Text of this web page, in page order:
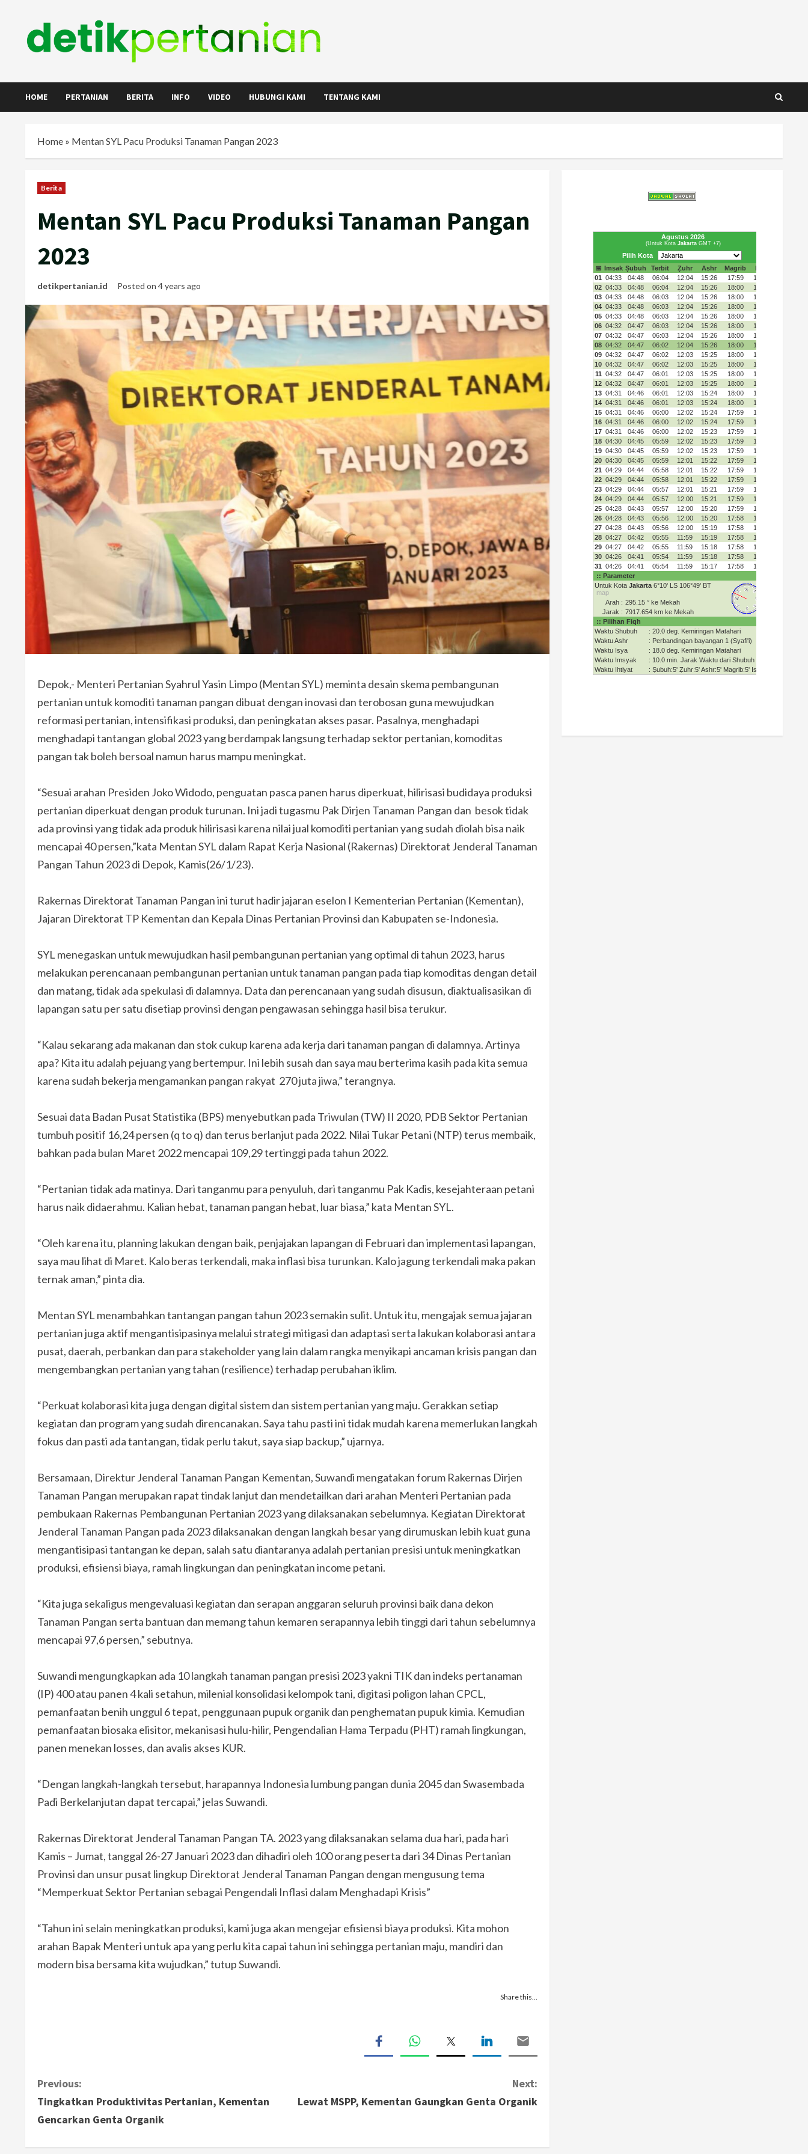
content
HOME PERTANIAN BERITA INFO VIDEO HUBUNGI KAMI TENTANG KAMI
Home » Mentan SYL Pacu Produksi Tanaman Pangan 2023
Berita
Mentan SYL Pacu Produksi Tanaman Pangan
2023
detikpertanian.id Posted on 4 years ago
Depok,- Menteri Pertanian Syahrul Yasin Limpo (Mentan SYL) meminta desain skema pembangunan
pertanian untuk komoditi tanaman pangan dibuat dengan inovasi dan terobosan guna mewujudkan
reformasi pertanian, intensifikasi produksi, dan peningkatan akses pasar. Pasalnya, menghadapi
menghadapi tantangan global 2023 yang berdampak langsung terhadap sektor pertanian, komoditas
pangan tak boleh bersoal namun harus mampu meningkat.
“Sesuai arahan Presiden Joko Widodo, penguatan pasca panen harus diperkuat, hilirisasi budidaya produksi
pertanian diperkuat dengan produk turunan. Ini jadi tugasmu Pak Dirjen Tanaman Pangan dan besok tidak
ada provinsi yang tidak ada produk hilirisasi karena nilai jual komoditi pertanian yang sudah diolah bisa naik
mencapai 40 persen,”kata Mentan SYL dalam Rapat Kerja Nasional (Rakernas) Direktorat Jenderal Tanaman
Pangan Tahun 2023 di Depok, Kamis(26/1/23).
Rakernas Direktorat Tanaman Pangan ini turut hadir jajaran eselon I Kementerian Pertanian (Kementan),
Jajaran Direktorat TP Kementan dan Kepala Dinas Pertanian Provinsi dan Kabupaten se-Indonesia.
SYL menegaskan untuk mewujudkan hasil pembangunan pertanian yang optimal di tahun 2023, harus
melakukan perencanaan pembangunan pertanian untuk tanaman pangan pada tiap komoditas dengan detail
dan matang, tidak ada spekulasi di dalamnya. Data dan perencanaan yang sudah disusun, diaktualisasikan di
lapangan satu per satu disetiap provinsi dengan pengawasan sehingga hasil bisa terukur.
“Kalau sekarang ada makanan dan stok cukup karena ada kerja dari tanaman pangan di dalamnya. Artinya
apa? Kita itu adalah pejuang yang bertempur. Ini lebih susah dan saya mau berterima kasih pada kita semua
karena sudah bekerja mengamankan pangan rakyat 270 juta jiwa,” terangnya.
Sesuai data Badan Pusat Statistika (BPS) menyebutkan pada Triwulan (TW) II 2020, PDB Sektor Pertanian
tumbuh positif 16,24 persen (q to q) dan terus berlanjut pada 2022. Nilai Tukar Petani (NTP) terus membaik,
bahkan pada bulan Maret 2022 mencapai 109,29 tertinggi pada tahun 2022.
“Pertanian tidak ada matinya. Dari tanganmu para penyuluh, dari tanganmu Pak Kadis, kesejahteraan petani
harus naik didaerahmu. Kalian hebat, tanaman pangan hebat, luar biasa,” kata Mentan SYL.
“Oleh karena itu, planning lakukan dengan baik, penjajakan lapangan di Februari dan implementasi lapangan,
saya mau lihat di Maret. Kalo beras terkendali, maka inflasi bisa turunkan. Kalo jagung terkendali maka pakan
ternak aman,” pinta dia.
Mentan SYL menambahkan tantangan pangan tahun 2023 semakin sulit. Untuk itu, mengajak semua jajaran
pertanian juga aktif mengantisipasinya melalui strategi mitigasi dan adaptasi serta lakukan kolaborasi antara
pusat, daerah, perbankan dan para stakeholder yang lain dalam rangka menyikapi ancaman krisis pangan dan
mengembangkan pertanian yang tahan (resilience) terhadap perubahan iklim.
“Perkuat kolaborasi kita juga dengan digital sistem dan sistem pertanian yang maju. Gerakkan setiap
kegiatan dan program yang sudah direncanakan. Saya tahu pasti ini tidak mudah karena memerlukan langkah
fokus dan pasti ada tantangan, tidak perlu takut, saya siap backup,” ujarnya.
Bersamaan, Direktur Jenderal Tanaman Pangan Kementan, Suwandi mengatakan forum Rakernas Dirjen
Tanaman Pangan merupakan rapat tindak lanjut dan mendetailkan dari arahan Menteri Pertanian pada
pembukaan Rakernas Pembangunan Pertanian 2023 yang dilaksanakan sebelumnya. Kegiatan Direktorat
Jenderal Tanaman Pangan pada 2023 dilaksanakan dengan langkah besar yang dirumuskan lebih kuat guna
mengantisipasi tantangan ke depan, salah satu diantaranya adalah pertanian presisi untuk meningkatkan
produksi, efisiensi biaya, ramah lingkungan dan peningkatan income petani.
“Kita juga sekaligus mengevaluasi kegiatan dan serapan anggaran seluruh provinsi baik dana dekon
Tanaman Pangan serta bantuan dan memang tahun kemaren serapannya lebih tinggi dari tahun sebelumnya
mencapai 97,6 persen,” sebutnya.
Suwandi mengungkapkan ada 10 langkah tanaman pangan presisi 2023 yakni TIK dan indeks pertanaman
(IP) 400 atau panen 4 kali setahun, milenial konsolidasi kelompok tani, digitasi poligon lahan CPCL,
pemanfaatan benih unggul 6 tepat, penggunaan pupuk organik dan penghematan pupuk kimia. Kemudian
pemanfaatan biosaka elisitor, mekanisasi hulu-hilir, Pengendalian Hama Terpadu (PHT) ramah lingkungan,
panen menekan losses, dan avalis akses KUR.
“Dengan langkah-langkah tersebut, harapannya Indonesia lumbung pangan dunia 2045 dan Swasembada
Padi Berkelanjutan dapat tercapai,” jelas Suwandi.
Rakernas Direktorat Jenderal Tanaman Pangan TA. 2023 yang dilaksanakan selama dua hari, pada hari
Kamis – Jumat, tanggal 26-27 Januari 2023 dan dihadiri oleh 100 orang peserta dari 34 Dinas Pertanian
Provinsi dan unsur pusat lingkup Direktorat Jenderal Tanaman Pangan dengan mengusung tema
“Memperkuat Sektor Pertanian sebagai Pengendali Inflasi dalam Menghadapi Krisis”
“Tahun ini selain meningkatkan produksi, kami juga akan mengejar efisiensi biaya produksi. Kita mohon
arahan Bapak Menteri untuk apa yang perlu kita capai tahun ini sehingga pertanian maju, mandiri dan
modern bisa bersama kita wujudkan,” tutup Suwandi.
Share this…
C
o
Previous:
Tingkatkan Produktivitas Pertanian, Kementan
Gencarkan Genta Organik
Next:
Lewat MSPP, Kementan Gaungkan Genta Organik